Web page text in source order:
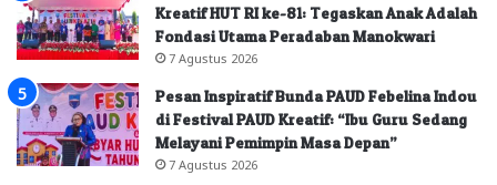
Kreatif HUT RI ke-81: Tegaskan Anak Adalah
Fondasi Utama Peradaban Manokwari
7 Agustus 2026
Pesan Inspiratif Bunda PAUD Febelina Indou
di Festival PAUD Kreatif: “Ibu Guru Sedang
Melayani Pemimpin Masa Depan”
7 Agustus 2026